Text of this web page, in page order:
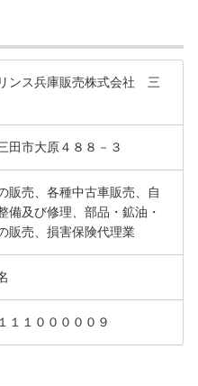
ンス兵庫販売株式会社 三
田市大原４８８－３
販売、各種中古車販売、自
備及び修理、部品・鉱油・
販売、損害保険代理業
１１０００００９